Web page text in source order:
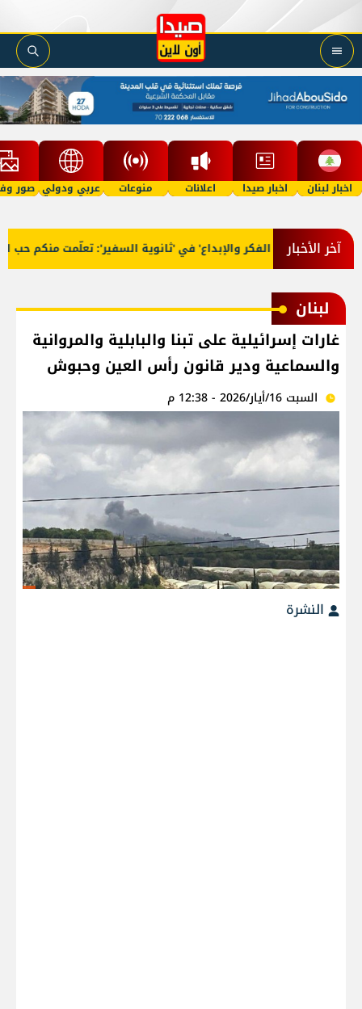
اخبار لبنان اخبار صيدا اعلانات منوعات عربي ودولي صور
آخر الأخبار
تخرّج 'فوج الفكر والإبداع' في 'ثانوية السفير': تعلّمت منكم حب
لبنان
غارات إسرائيلية على تبنا والبابلية والمروانية
والسماعية ودير قانون رأس العين وحبوش
السبت 16/أيار/2026 - 12:38 م
النشرة